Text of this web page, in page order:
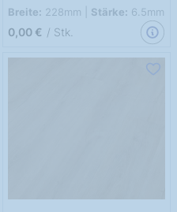
Breite: 228mm | Stärke: 6.5mm
0,00 € / Stk.